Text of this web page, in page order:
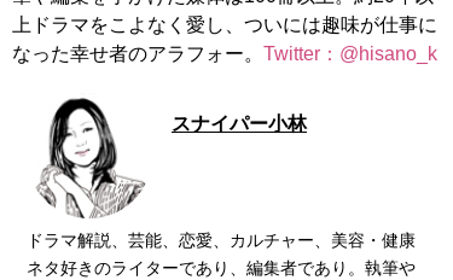
上ドラマをこよなく愛し、ついには趣味が仕事に
なった幸せ者のアラフォー。 Twitter：@hisano_k
スナイパー小林
ドラマ解説、芸能、恋愛、カルチャー、美容・健康
ネタ好きのライターであり、編集者であり。執筆や